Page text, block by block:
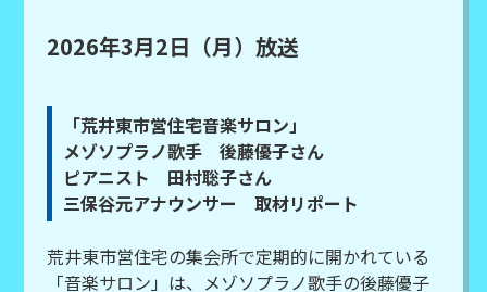
2026年3月2日（月）放送
「荒井東市営住宅音楽サロン」
メゾソプラノ歌手 後藤優子さん
ピアニスト 田村聡子さん
三保谷元アナウンサー 取材リポート
荒井東市営住宅の集会所で定期的に開かれている
「音楽サロン」は、メゾソプラノ歌手の後藤優子